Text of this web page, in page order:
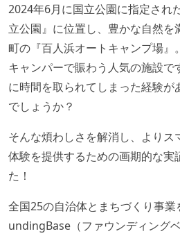
2024年6月に国立公園に指定され
立公園』に位置し、豊かな自然を
町の『百人浜オートキャンプ場』
キャンパーで賑わう人気の施設で
に時間を取られてしまった経験が
でしょうか？
そんな煩わしさを解消し、より
体験を提供するための画期的な実
た！
全国25の自治体とまちづくり事
undingBase（ファウンディング